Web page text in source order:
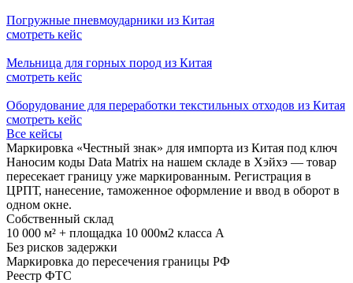
Погружные пневмоударники из Китая
смотреть кейс
Мельница для горных пород из Китая
смотреть кейс
Оборудование для переработки текстильных отходов из Китая
смотреть кейс
Все кейсы
Маркировка «Честный знак» для импорта из Китая под ключ
Наносим коды Data Matrix на нашем складе в Хэйхэ — товар
пересекает границу уже маркированным. Регистрация в
ЦРПТ, нанесение, таможенное оформление и ввод в оборот в
одном окне.
Собственный склад
10 000 м² + площадка 10 000м2 класса А
Без рисков задержки
Маркировка до пересечения границы РФ
Реестр ФТС